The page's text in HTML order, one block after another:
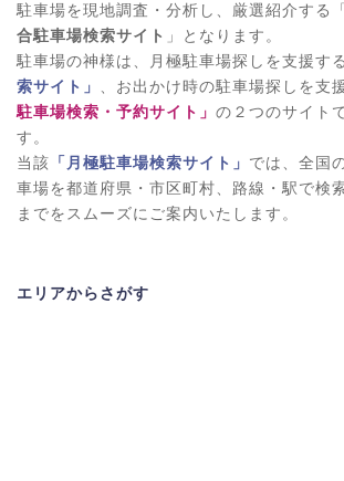
駐車場を現地調査・分析し、厳選紹介する「
合駐車場検索サイト 」となります。
駐車場の神様は、月極駐車場探しを支援する
索サイト」 、お出かけ時の駐車場探しを支
駐車場検索・予約サイト」 の２つのサイト
す。
当該 「月極駐車場検索サイト」 では、全国
車場を都道府県・市区町村、路線・駅で検
までをスムーズにご案内いたします。
エリアからさがす